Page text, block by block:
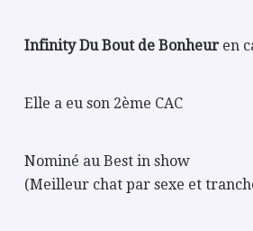
Infinity Du Bout de Bonheur en
Elle a eu son 2ème CAC
Nominé au Best in show
(Meilleur chat par sexe et